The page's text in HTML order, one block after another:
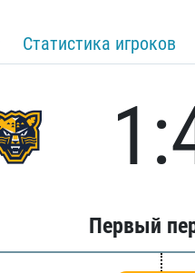
Статистика игроков
Первый